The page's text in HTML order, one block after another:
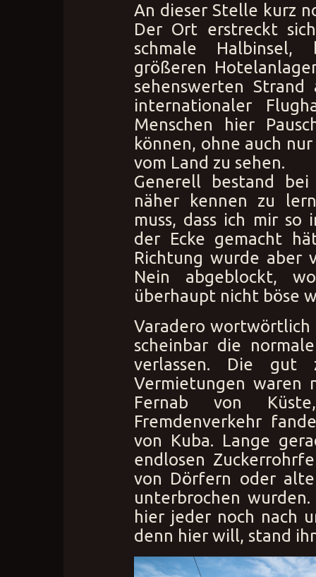
An dieser Stelle kurz
Der Ort erstreckt
schmale Halbinsel,
größeren
sehenswerten Strand
internationaler
Menschen hier
können, ohne auch
vom Land zu sehen.
Generell bestand
näher kennen zu
muss, dass ich mir so
der Ecke gemacht
Richtung wurde aber
Nein abgeblockt,
überhaupt nicht böse
Varadero wortwörtlich
scheinbar die
verlassen. Die gut
Vermietungen waren
Fernab von
Fremdenverkehr
von Kuba. Lange
endlosen
von Dörfern oder
unterbrochen
hier jeder noch nach
denn hier will, stand